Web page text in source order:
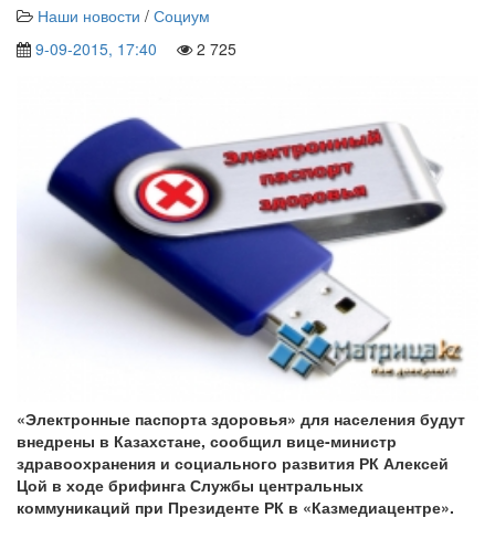
Наши новости / Социум
9-09-2015, 17:40
2 725
«Электронные паспорта здоровья» для населения будут
внедрены в Казахстане, сообщил вице-министр
здравоохранения и социального развития РК Алексей
Цой в ходе брифинга Службы центральных
коммуникаций при Президенте РК в «Казмедиацентре».